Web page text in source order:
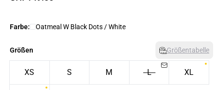
Farbe: Oatmeal W Black Dots / White
Größen Größentabelle
XS S M L XL